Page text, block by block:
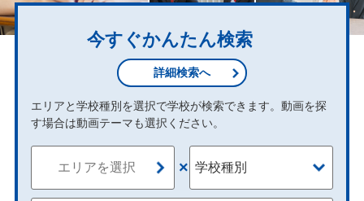
今すぐかんたん検索
エリアと学校種別を選択で学校が検索できます。動画を探
す場合は動画テーマも選択ください。
詳細検索へ
×